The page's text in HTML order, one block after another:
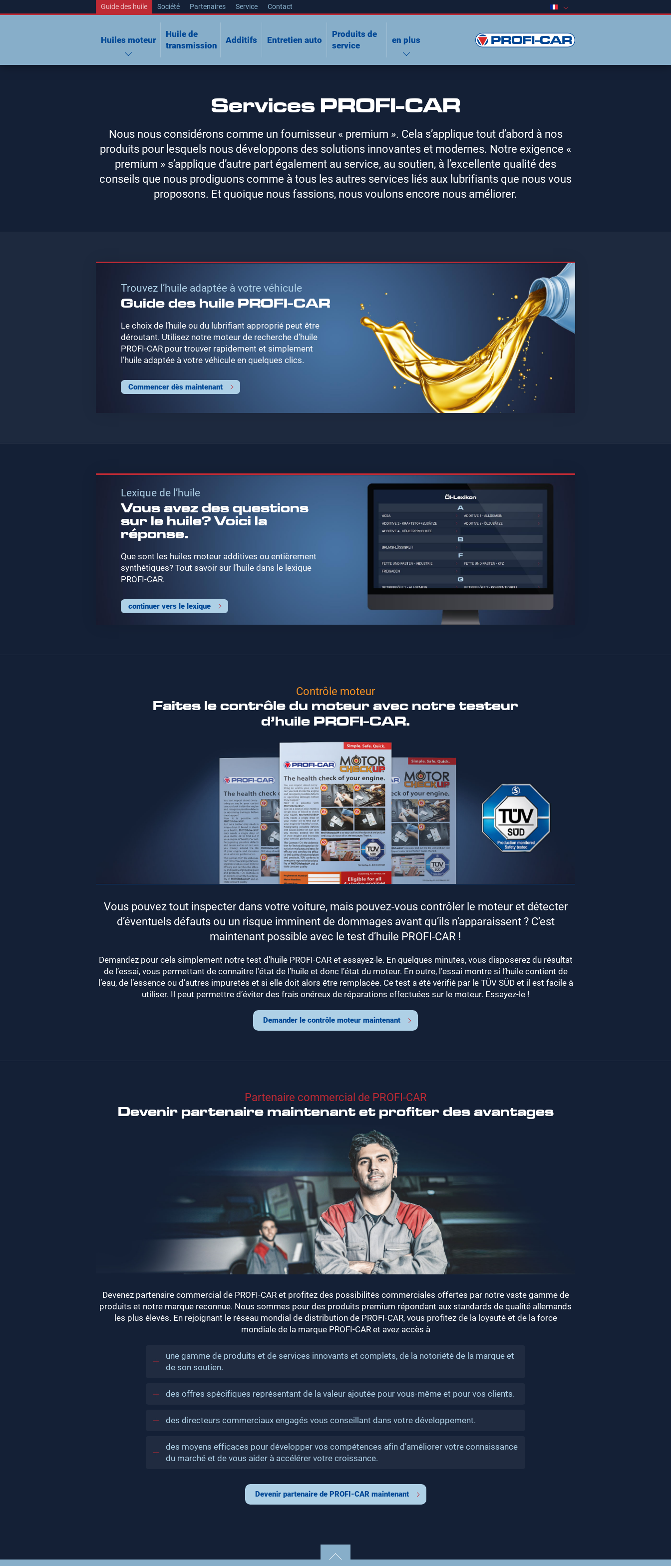
Guide des huile Société Partenaires Service Contact
Huiles moteur
Huile de
transmission
Additifs Entretien auto
Produits de
service
en plus
Services PROFI-CAR
Nous nous considérons comme un fournisseur « premium ». Cela s’applique tout d’abord à nos
produits pour lesquels nous développons des solutions innovantes et modernes. Notre exigence «
premium » s’applique d’autre part également au service, au soutien, à l’excellente qualité des
conseils que nous prodiguons comme à tous les autres services liés aux lubrifiants que nous vous
proposons. Et quoique nous fassions, nous voulons encore nous améliorer.
Trouvez l’huile adaptée à votre véhicule
Guide des huile PROFI-CAR
Le choix de l’huile ou du lubrifiant approprié peut être
déroutant. Utilisez notre moteur de recherche d’huile
PROFI-CAR pour trouver rapidement et simplement
l’huile adaptée à votre véhicule en quelques clics.
Commencer dès maintenant
Lexique de l’huile
Vous avez des questions
sur le huile? Voici la
réponse.
Que sont les huiles moteur additives ou entièrement
synthétiques? Tout savoir sur l’huile dans le lexique
PROFI-CAR.
continuer vers le lexique
Contrôle moteur
Faites le contrôle du moteur avec notre testeur
d’huile PROFI-CAR.
Vous pouvez tout inspecter dans votre voiture, mais pouvez-vous contrôler le moteur et détecter
d’éventuels défauts ou un risque imminent de dommages avant qu’ils n’apparaissent ? C’est
maintenant possible avec le test d’huile PROFI-CAR !
Demandez pour cela simplement notre test d’huile PROFI-CAR et essayez-le. En quelques minutes, vous disposerez du résultat
de l’essai, vous permettant de connaître l’état de l’huile et donc l’état du moteur. En outre, l’essai montre si l’huile contient de
l’eau, de l’essence ou d’autres impuretés et si elle doit alors être remplacée. Ce test a été vérifié par le TÜV SÜD et il est facile à
utiliser. Il peut permettre d’éviter des frais onéreux de réparations effectuées sur le moteur. Essayez-le !
Demander le contrôle moteur maintenant
Partenaire commercial de PROFI-CAR
Devenir partenaire maintenant et profiter des avantages
Devenez partenaire commercial de PROFI-CAR et profitez des possibilités commerciales offertes par notre vaste gamme de
produits et notre marque reconnue. Nous sommes pour des produits premium répondant aux standards de qualité allemands
les plus élevés. En rejoignant le réseau mondial de distribution de PROFI-CAR, vous profitez de la loyauté et de la force
mondiale de la marque PROFI-CAR et avez accès à
une gamme de produits et de services innovants et complets, de la notoriété de la marque et
de son soutien.
des offres spécifiques représentant de la valeur ajoutée pour vous-même et pour vos clients.
des directeurs commerciaux engagés vous conseillant dans votre développement.
des moyens efficaces pour développer vos compétences afin d’améliorer votre connaissance
du marché et de vous aider à accélérer votre croissance.
Devenir partenaire de PROFI-CAR maintenant